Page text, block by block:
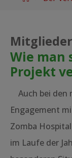
Mitglieder
Wie man
Projekt
Auch bei den
Engagement
Zomba
im Laufe der